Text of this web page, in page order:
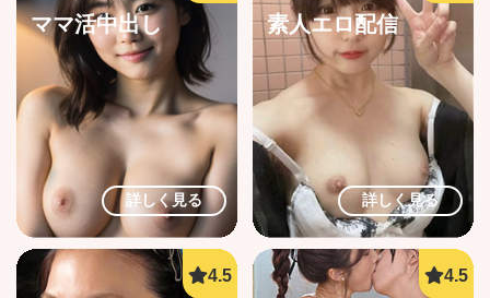
詳しく見る
ママ活中出し
詳しく見る
素人エロ配信